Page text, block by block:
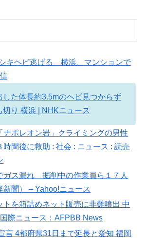
キヘビ逃げる 横浜、マンションで
した体長約3.5mのヘビ見つからず
切り 横浜 | NHKニュース
ナポレオン岩」クライミングの男性
間後に救助 : 社会 : ニュース : 読売
ガス漏れ 掘削中の作業員ら１７人
新聞） – Yahoo!ニュース
を箱詰めネット販売に非難噴出 中
ニュース：AFPBB News
言 4都府県31日まで延長と愛知 福岡